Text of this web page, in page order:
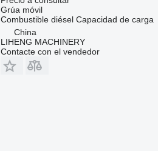
Grúa móvil
Combustible diésel Capacidad de carga
China
LIHENG MACHINERY
Contacte con el vendedor